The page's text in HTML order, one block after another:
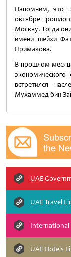
Напомним, что
октябре
Москву. Тогда
имени шейхи
Примакова.
В прошлом
встретился
Мухаммед бин
UAE
UAE Travel
International
UAE Hotels